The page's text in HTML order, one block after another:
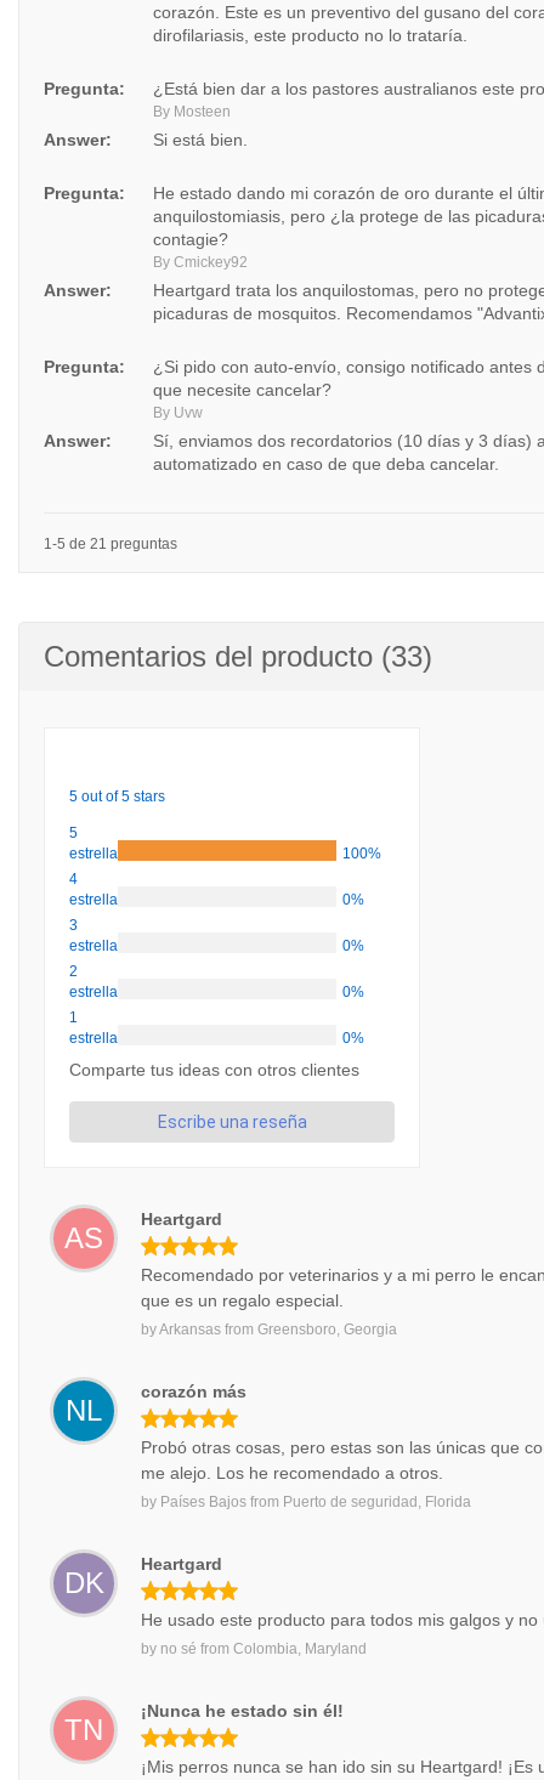
corazón. Este es un preventivo del gusano del
dirofilariasis, este producto no lo trataría.
Pregunta: ¿Está bien dar a los pastores australianos este
By Mosteen
Answer: Si está bien.
Pregunta:
He estado dando mi corazón de oro durante el
anquilostomiasis, pero ¿la protege de las
contagie?
By Cmickey92
Answer:
Heartgard trata los anquilostomas, pero no
picaduras de mosquitos. Recomendamos
Pregunta:
¿Si pido con auto-envío, consigo notificado antes
que necesite cancelar?
By Uvw
Answer:
Sí, enviamos dos recordatorios (10 días y 3 días)
automatizado en caso de que deba cancelar.
1-5 de 21 preguntas
Comentarios del producto (33)
5 out of 5 stars
5
estrellas
100%
4
estrellas
0%
3
estrellas
0%
2
estrellas
0%
1
estrellas
0%
Comparte tus ideas con otros clientes
Escribe una reseña
AS
Heartgard
Recomendado por veterinarios y a mi perro le
que es un regalo especial.
byArkansas from Greensboro, Georgia
NL
corazón más
Probó otras cosas, pero estas son las únicas que
me alejo. Los he recomendado a otros.
by Países Bajos from Puerto de seguridad, Florida
DK
Heartgard
He usado este producto para todos mis galgos y
by no sé from Colombia, Maryland
TN
¡Nunca he estado sin él!
¡Mis perros nunca se han ido sin su Heartgard!